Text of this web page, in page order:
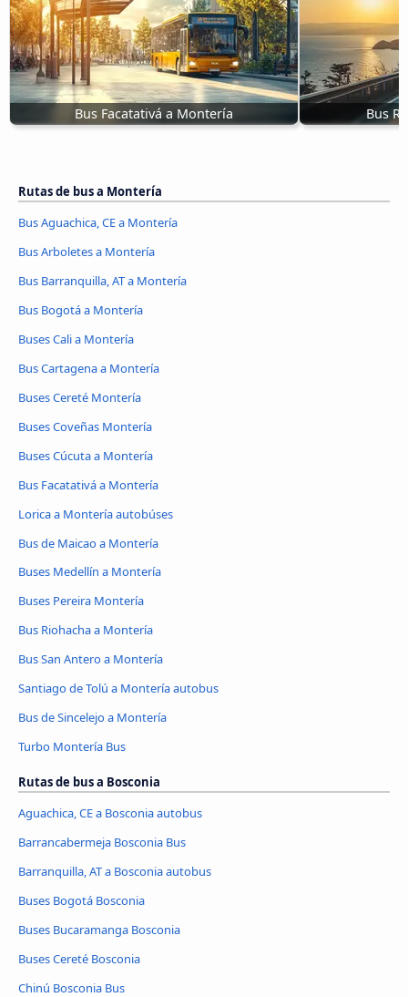
Bus Facatativá a Montería Bus
Rutas de bus a Montería
Bus Aguachica, CE a Montería
Bus Arboletes a Montería
Bus Barranquilla, AT a Montería
Bus Bogotá a Montería
Buses Cali a Montería
Bus Cartagena a Montería
Buses Cereté Montería
Buses Coveñas Montería
Buses Cúcuta a Montería
Bus Facatativá a Montería
Lorica a Montería autobúses
Bus de Maicao a Montería
Buses Medellín a Montería
Buses Pereira Montería
Bus Riohacha a Montería
Bus San Antero a Montería
Santiago de Tolú a Montería autobus
Bus de Sincelejo a Montería
Turbo Montería Bus
Rutas de bus a Bosconia
Aguachica, CE a Bosconia autobus
Barrancabermeja Bosconia Bus
Barranquilla, AT a Bosconia autobus
Buses Bogotá Bosconia
Buses Bucaramanga Bosconia
Buses Cereté Bosconia
Chinú Bosconia Bus